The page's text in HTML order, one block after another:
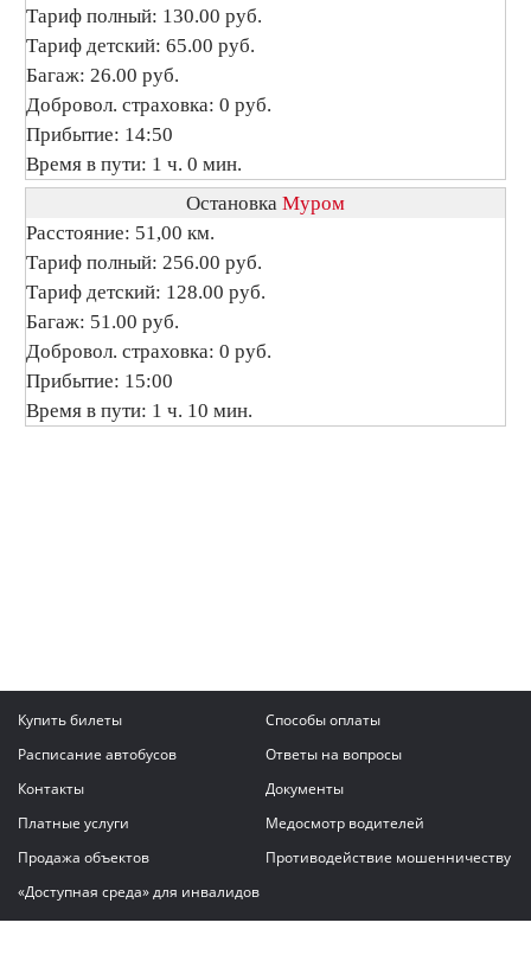
Тариф полный: 130.00 руб.
Тариф детский: 65.00 руб.
Багаж: 26.00 руб.
Добровол. страховка: 0 руб.
Прибытие: 14:50
Время в пути: 1 ч. 0 мин.
Остановка Муром
Расстояние: 51,00 км.
Тариф полный: 256.00 руб.
Тариф детский: 128.00 руб.
Багаж: 51.00 руб.
Добровол. страховка: 0 руб.
Прибытие: 15:00
Время в пути: 1 ч. 10 мин.
Купить билеты
Способы оплаты
Расписание автобусов
Ответы на вопросы
Контакты
Документы
Платные услуги
Медосмотр водителей
Продажа объектов
Противодействие мошенничеству
«Доступная среда» для инвалидов